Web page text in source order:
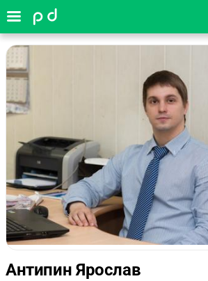
Антипин Ярослав